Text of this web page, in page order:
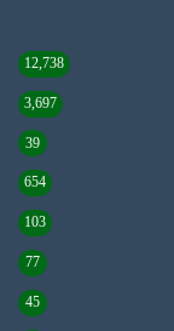
12,738
3,697
39
654
103
77
45